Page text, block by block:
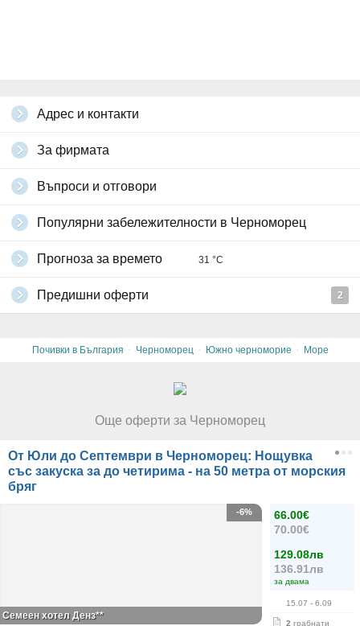
Адрес и контакти
За фирмата
Въпроси и отговори
Популярни забележителности в Черноморец
Прогноза за времето 31 °C
Предишни оферти 2
Почивки в България · Черноморец · Южно черноморие · Море
Още оферти за Черноморец
От Юли до Септември в Черноморец: Нощувка
със закуска за до четирима - на 50 метра от морския
бряг
66.00€
70.00€
129.08лв
136.91лв
за двама
15.07 - 6.09
2 грабнати
-6%
Семеен хотел Денз**